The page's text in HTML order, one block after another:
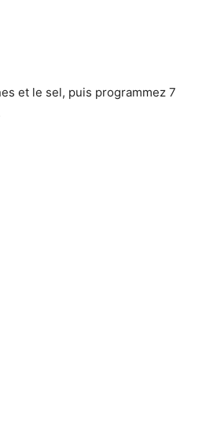
et le sel, puis programmez 7